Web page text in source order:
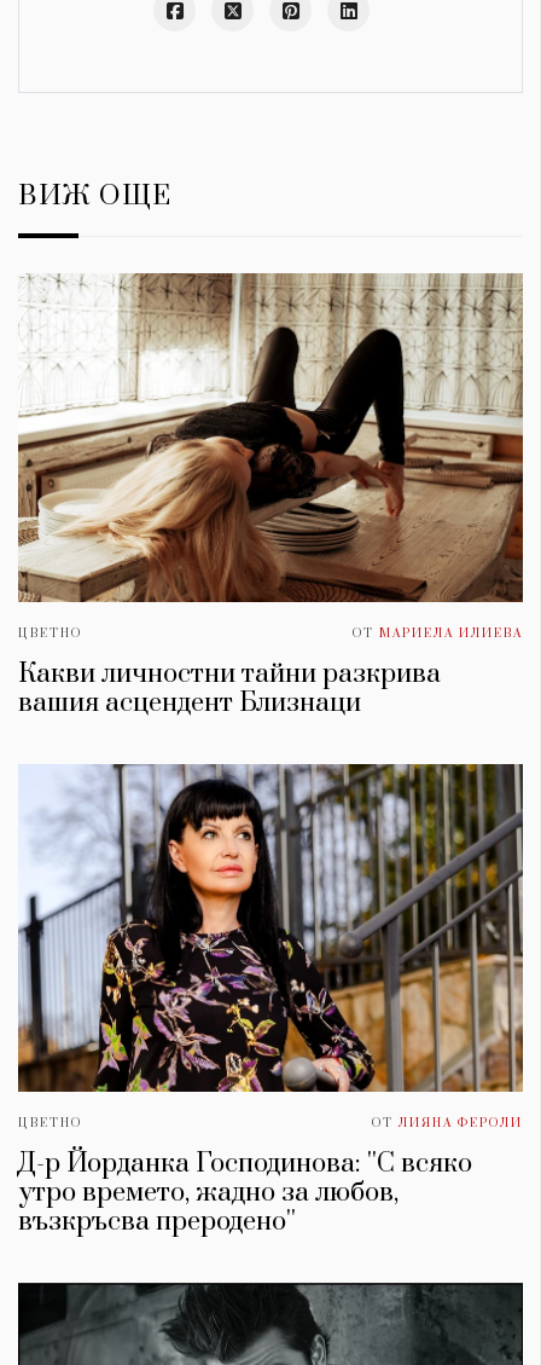
ВИЖ ОЩЕ
ЦВЕТНО ОТ МАРИЕЛА ИЛИЕВА
Какви личностни тайни разкрива
вашия асцендент Близнаци
ЦВЕТНО ОТ ЛИЯНА ФЕРОЛИ
Д-р Йорданка Господинова: ''С всяко
утро времето, жадно за любов,
възкръсва преродено''